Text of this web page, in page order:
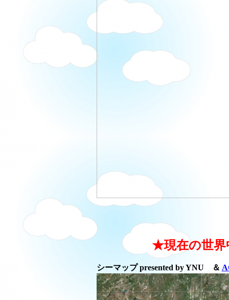
★現在の世界
シーマップ presented by YNU ＆